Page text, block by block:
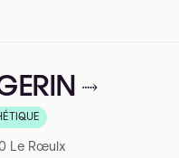
Le Rœulx